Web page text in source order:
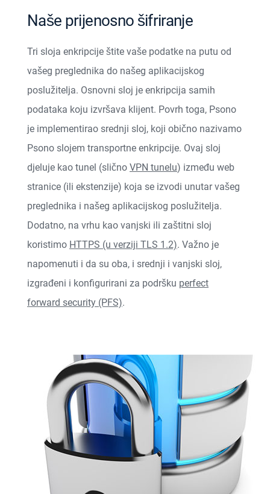
Naše prijenosno šifriranje
Tri sloja enkripcije štite vaše podatke na putu od
vašeg preglednika do našeg aplikacijskog
poslužitelja. Osnovni sloj je enkripcija samih
podataka koju izvršava klijent. Povrh toga, Psono
je implementirao srednji sloj, koji obično nazivamo
Psono slojem transportne enkripcije. Ovaj sloj
djeluje kao tunel (slično VPN tunelu) između web
stranice (ili ekstenzije) koja se izvodi unutar vašeg
preglednika i našeg aplikacijskog poslužitelja.
Dodatno, na vrhu kao vanjski ili zaštitni sloj
koristimo HTTPS (u verziji TLS 1.2). Važno je
napomenuti i da su oba, i srednji i vanjski sloj,
izgrađeni i konfigurirani za podršku perfect
forward security (PFS).